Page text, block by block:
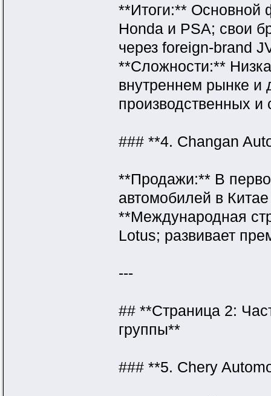
**Итоги:** Основной
Honda и PSA; свои
через foreign‑brand
**Сложности:**
внутреннем рынке и
производственных
### **4. Changan
**Продажи:** В
автомобилей в
**Международная
Lotus; развивает
---
## **Страница 2:
группы**
### **5. Chery